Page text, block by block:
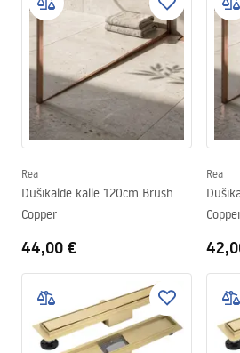
Rea
Dušikalde kalle 120cm Brush
Copper
44,00 €
Rea